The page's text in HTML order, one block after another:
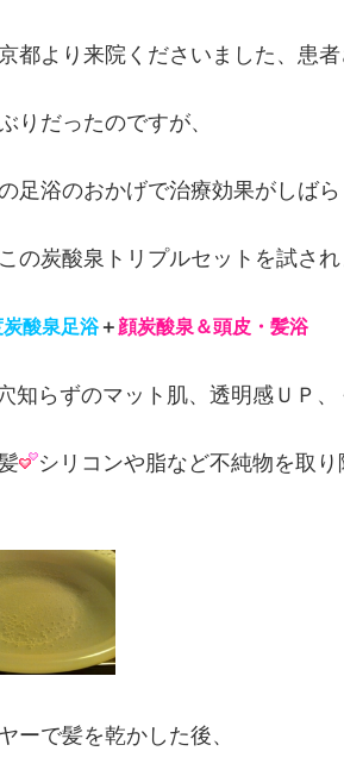
都より来院くださいました、患者
りだったのですが、
足浴のおかげで治療効果がしば
の炭酸泉トリプルセットを試され
炭酸泉足浴 ＋ 顔炭酸泉＆頭皮・髪浴
知らずのマット肌、透明感ＵＰ
シリコンや脂など不純物を取
ーで髪を乾かした後、